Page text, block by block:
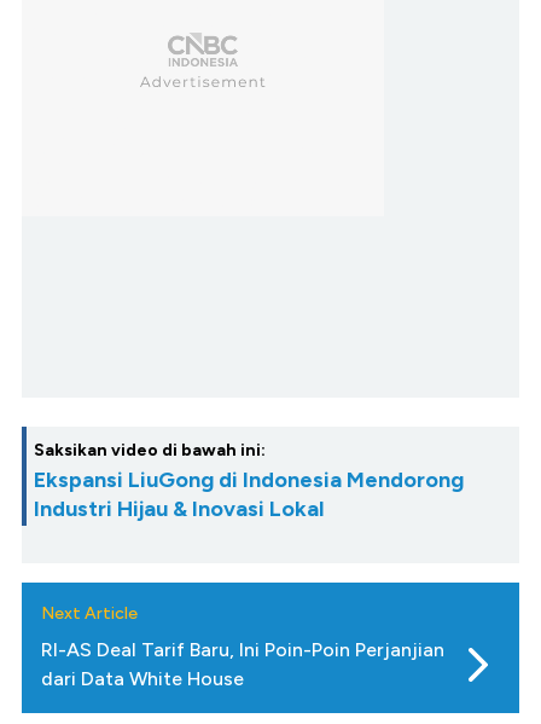
Saksikan video di bawah ini:
Ekspansi LiuGong di Indonesia Mendorong
Industri Hijau & Inovasi Lokal
Next Article
RI-AS Deal Tarif Baru, Ini Poin-Poin Perjanjian
dari Data White House